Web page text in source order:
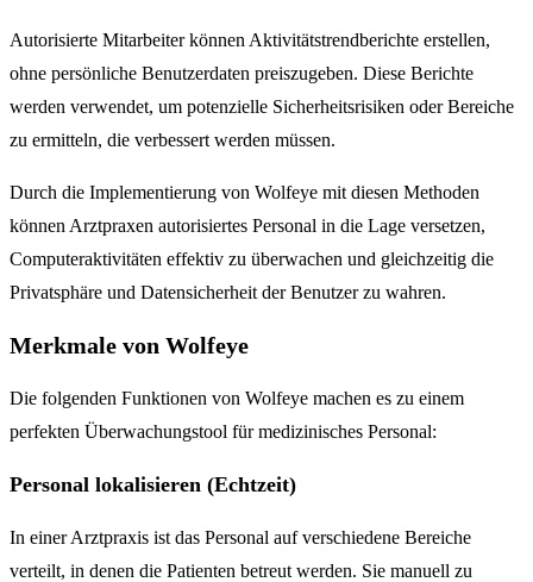
Autorisierte Mitarbeiter können Aktivitätstrendberichte erstellen,
ohne persönliche Benutzerdaten preiszugeben. Diese Berichte
werden verwendet, um potenzielle Sicherheitsrisiken oder Bereiche
zu ermitteln, die verbessert werden müssen.
Durch die Implementierung von Wolfeye mit diesen Methoden
können Arztpraxen autorisiertes Personal in die Lage versetzen,
Computeraktivitäten effektiv zu überwachen und gleichzeitig die
Privatsphäre und Datensicherheit der Benutzer zu wahren.
Merkmale von Wolfeye
Die folgenden Funktionen von Wolfeye machen es zu einem
perfekten Überwachungstool für medizinisches Personal:
Personal lokalisieren (Echtzeit)
In einer Arztpraxis ist das Personal auf verschiedene Bereiche
verteilt, in denen die Patienten betreut werden. Sie manuell zu